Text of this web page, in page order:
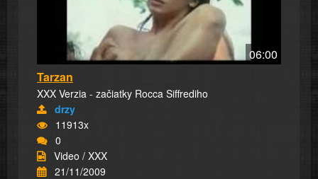
06:00
Tarzan
XXX Verzia - začiatky Rocca Siffrediho
drzy
11913x
0
Video / XXX
21/11/2009